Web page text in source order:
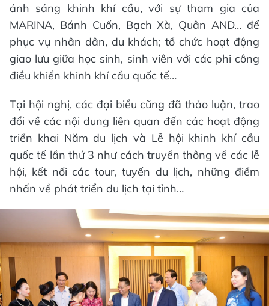
ánh sáng khinh khí cầu, với sự tham gia của
MARINA, Bánh Cuốn, Bạch Xà, Quân AND… để
phục vụ nhân dân, du khách; tổ chức hoạt động
giao lưu giữa học sinh, sinh viên với các phi công
điều khiển khinh khí cầu quốc tế…
Tại hội nghị, các đại biểu cũng đã thảo luận, trao
đổi về các nội dung liên quan đến các hoạt động
triển khai Năm du lịch và Lễ hội khinh khí cầu
quốc tế lần thứ 3 như cách truyền thông về các lễ
hội, kết nối các tour, tuyến du lịch, những điểm
nhấn về phát triển du lịch tại tỉnh…